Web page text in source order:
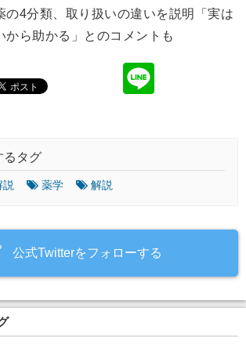
の4分類、取り扱いの違いを説明「実は
から助かる」とのコメントも
るタグ
薬学 解説
‎公式Twitterをフォローする